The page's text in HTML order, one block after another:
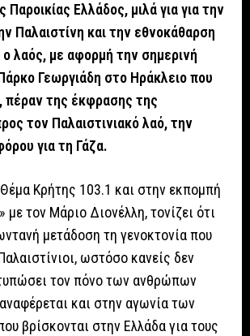
Παροικίας Ελλάδος, μιλά για για την
Παλαιστίνη και την εθνοκάθαρση
λαός, με αφορμή την σημερινή
Γεωργιάδη στο Ηράκλειο που
πέραν της έκφρασης της
τον Παλαιστινιακό λαό, την
για τη Γάζα.
Κρήτης 103.1 και στην εκπομπή
με τον Μάριο Διονέλλη, τονίζει ότι
μετάδοση τη γενοκτονία που
ωστόσο κανείς δεν
τον πόνο των ανθρώπων
και στην αγωνία των
βρίσκονται στην Ελλάδα για τους